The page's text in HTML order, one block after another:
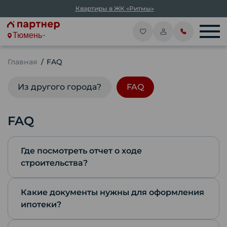
Квартиры в ЖК «Ритмы»
Тюмень
Главная FAQ
Из другого города? FAQ
FAQ
Где посмотреть отчет о ходе
строительства?
Отчеты о строительстве формируются
Какие документы нужны для оформления
ипотеки?